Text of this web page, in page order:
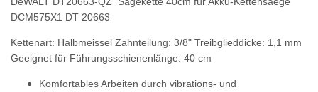
DCM575X1 DT 20663
Kettenart: Halbmeissel Zahnteilung: 3/8" Treibglieddicke: 1,1 mm
Geeignet für Führungsschienenlänge: 40 cm
Komfortables Arbeiten durch vibrations- und